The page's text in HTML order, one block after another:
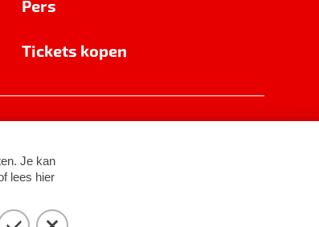
Pers
Tickets kopen